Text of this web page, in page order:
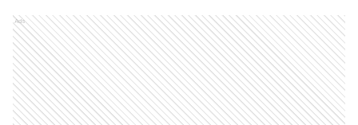
Ads